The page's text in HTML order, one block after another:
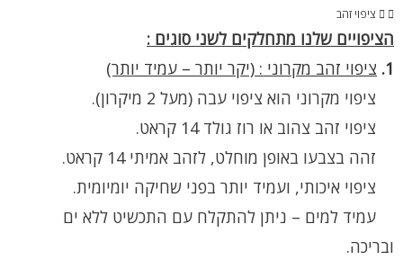
ציפוי זהב
הציפויים שלנו מתחלקים לשני סוגים :
1. ציפוי זהב מקרוני : (יקר יותר – עמיד יותר)
ציפוי מקרוני הוא ציפוי עבה (מעל 2 מיקרון).
ציפוי זהב צהוב או רוז גולד 14 קראט.
זהה בצבעו באופן מוחלט, לזהב אמיתי 14 קראט.
ציפוי איכותי, ועמיד יותר בפני שחיקה יומיומית.
עמיד למים – ניתן להתקלח עם התכשיט ללא ים
ובריכה.